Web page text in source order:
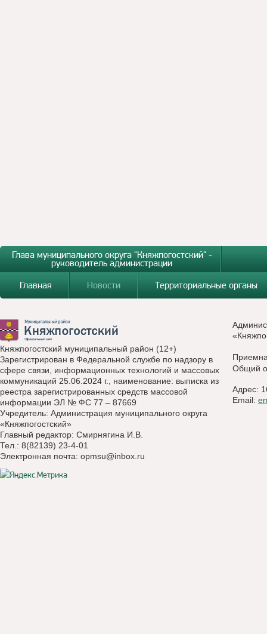
Глава муниципального округа "Княжпогостский" -
руководитель администрации
Главная
Новости Территориальные органы
Княжпогостский муниципальный район (12+)
Зарегистрирован в Федеральной службе по надзору в
сфере связи, информационных технологий и массовых
коммуникаций 25.06.2024 г., наименование: выписка из
реестра зарегистрированных средств массовой
информации ЭЛ № ФС 77 – 87669
Учредитель: Администрация муниципального округа
«Княжпогостский»
Главный редактор: Смирнягина И.В.
Тел.: 8(82139) 23-4-01
Электронная почта: opmsu@inbox.ru
Общий
Адрес:
Email: